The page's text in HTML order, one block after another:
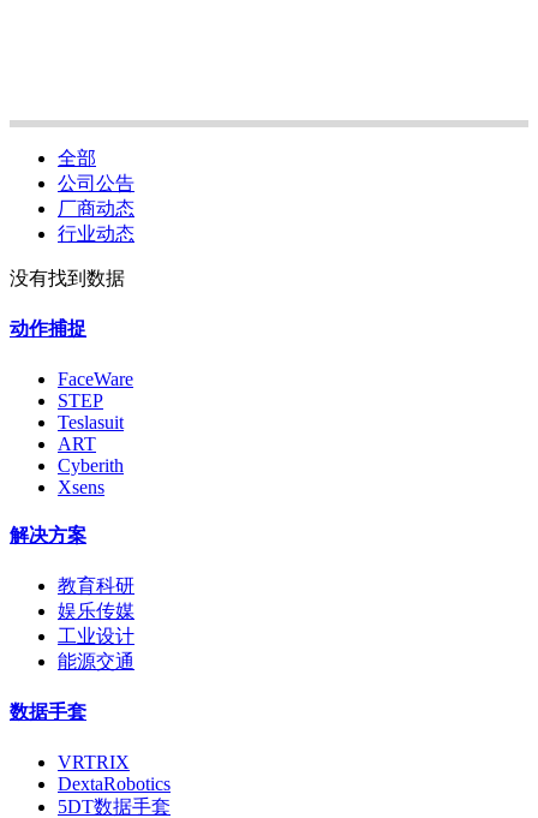
全部
公司公告
厂商动态
行业动态
没有找到数据
动作捕捉
FaceWare
STEP
Teslasuit
ART
Cyberith
Xsens
解决方案
教育科研
娱乐传媒
工业设计
能源交通
数据手套
VRTRIX
DextaRobotics
5DT数据手套